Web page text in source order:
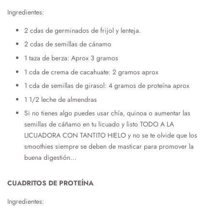
Ingredientes:
2 cdas de germinados de frijol y lenteja.
2 cdas de semillas de cánamo
1 taza de berza: Aprox 3 gramos
1 cda de crema de cacahuate: 2 gramos aprox
1 cda de semillas de girasol: 4 gramos de proteína aprox
1 1/2 leche de almendras
Si no tienes algo puedes usar chía, quinoa o aumentar las
semillas de cáñamo en tu licuado y listo TODO A LA
LICUADORA CON TANTITO HIELO y no se te olvide que los
smoothies siempre se deben de masticar para promover la
buena digestión…
CUADRITOS DE PROTEÍNA
Ingredientes: